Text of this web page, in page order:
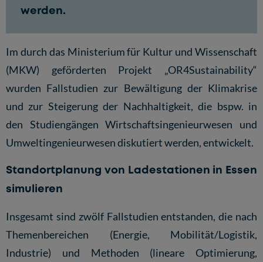
werden.
Im durch das Ministerium für Kultur und Wissenschaft
(MKW) geförderten Projekt „OR4Sustainability“
wurden Fallstudien zur Bewältigung der Klimakrise
und zur Steigerung der Nachhaltigkeit, die bspw. in
den Studiengängen Wirtschaftsingenieurwesen und
Umweltingenieurwesen diskutiert werden, entwickelt.
Standortplanung von Ladestationen in Essen
simulieren
Insgesamt sind zwölf Fallstudien entstanden, die nach
Themenbereichen (Energie, Mobilität/Logistik,
Industrie) und Methoden (lineare Optimierung,